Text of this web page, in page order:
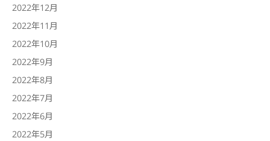
2022年12月
2022年11月
2022年10月
2022年9月
2022年8月
2022年7月
2022年6月
2022年5月